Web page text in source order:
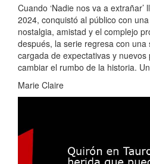
Cuando ‘Nadie nos va a extrañar’
2024, conquistó al público con
nostalgia, amistad y el complejo
después, la serie regresa con
cargada de expectativas y
cambiar el rumbo de la historia.
Marie Claire